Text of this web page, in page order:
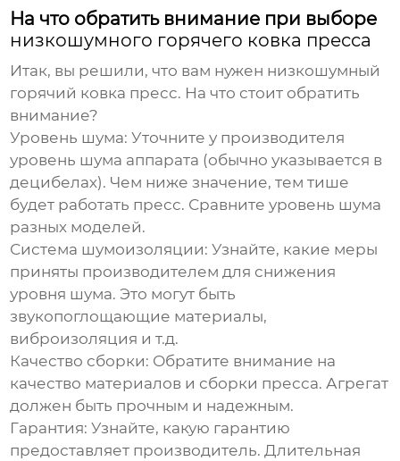
На что обратить внимание при выборе
низкошумного горячего ковка пресса
Итак, вы решили, что вам нужен низкошумный
горячий ковка пресс. На что стоит обратить
внимание?
Уровень шума: Уточните у производителя
уровень шума аппарата (обычно указывается в
децибелах). Чем ниже значение, тем тише
будет работать пресс. Сравните уровень шума
разных моделей.
Система шумоизоляции: Узнайте, какие меры
приняты производителем для снижения
уровня шума. Это могут быть
звукопоглощающие материалы,
виброизоляция и т.д.
Качество сборки: Обратите внимание на
качество материалов и сборки пресса. Агрегат
должен быть прочным и надежным.
Гарантия: Узнайте, какую гарантию
предоставляет производитель. Длительная